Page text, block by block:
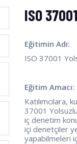
ISO
Eğitimin Adı:
ISO 37001
Eğitim Amacı:
37001
iç denetim
içi denetçiler
yapabilmeleri